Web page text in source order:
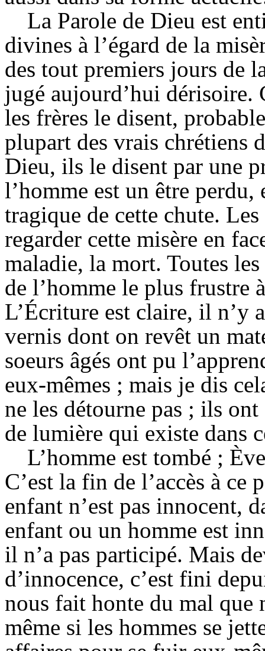
La Parole de Dieu est
divines à l’égard de la
des tout premiers jours de
jugé aujourd’hui dérisoire.
les frères le disent,
plupart des vrais chrétiens
Dieu, ils le disent par une
l’homme est un être
tragique de cette chute.
regarder cette misère en
maladie, la mort. Toutes
de l’homme le plus frustre
L’Écriture est claire, il n’y
vernis dont on revêt un
soeurs âgés ont pu
eux-mêmes ; mais je dis
ne les détourne pas ; ils
de lumière qui existe dans
L’homme est tombé ;
C’est la fin de l’accès à ce
enfant n’est pas innocent,
enfant ou un homme est
il n’a pas participé. Mais
d’innocence, c’est fini
nous fait honte du mal que
même si les hommes se